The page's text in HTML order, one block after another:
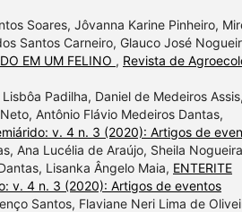
Soares, Jôvanna Karine Pinheiro,
Santos Carneiro, Glauco José
EM UM FELINO , Revista de
Padilha, Daniel de Medeiros Assis,
Antônio Flávio Medeiros Dantas,
v. 4 n. 3 (2020): Artigos de
Ana Lucélia de Araújo, Sheila Nogueira
Lisanka Ângelo Maia, ENTERITE
v. 4 n. 3 (2020): Artigos de eventos
Santos, Flaviane Neri Lima de